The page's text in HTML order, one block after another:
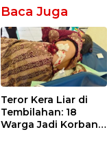
Baca Juga
Teror Kera Liar di
Tembilahan: 18
Warga Jadi Korban